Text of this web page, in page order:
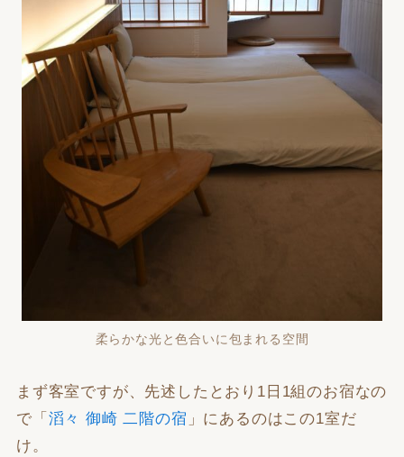
柔らかな光と色合いに包まれる空間
まず客室ですが、先述したとおり1日1組のお宿なの
で「 滔々 御崎 二階の宿 」にあるのはこの1室だ
け。